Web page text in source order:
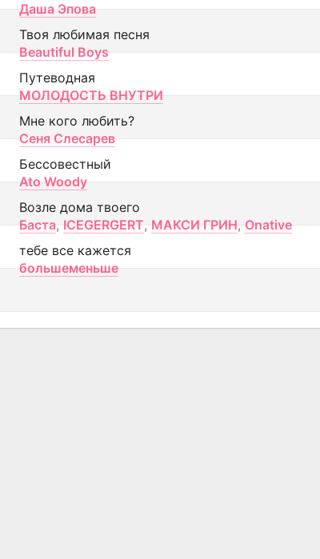
Даша Эпова
Твоя любимая песня
Beautiful Boys
Путеводная
МОЛОДОСТЬ ВНУТРИ
Мне кого любить?
Сеня Слесарев
Бессовестный
Ato Woody
Возле дома твоего
Баста, ICEGERGERT, МАКСИ ГРИН, Onative
тебе все кажется
большеменьше